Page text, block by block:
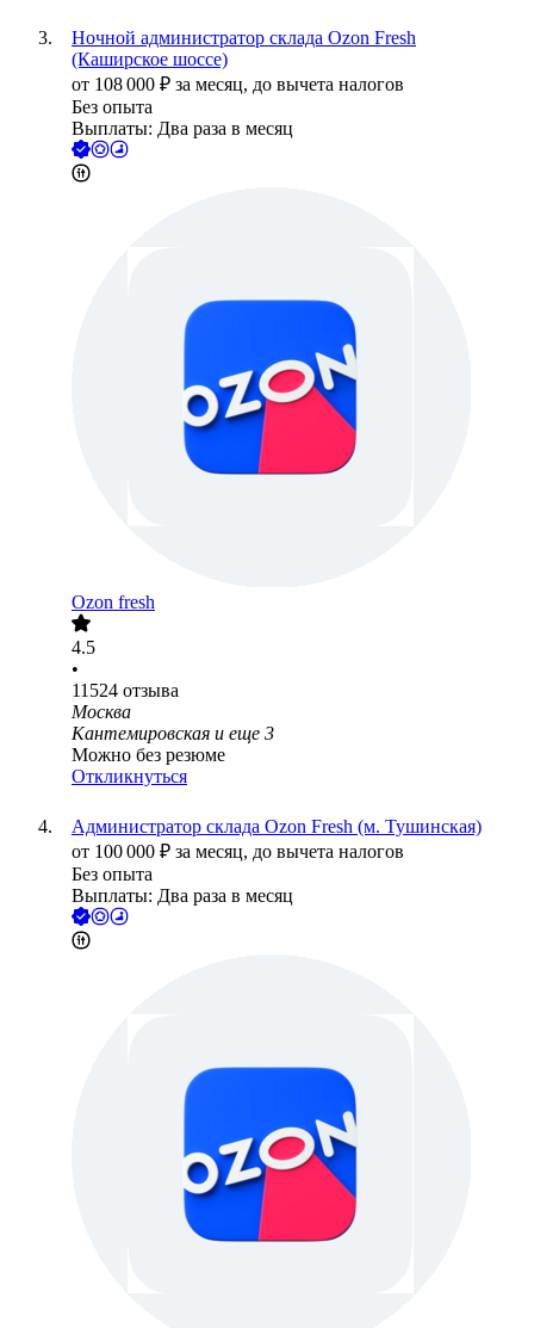
Ночной администратор склада Ozon Fresh
(Каширское шоссе)
от 108 000 ₽ за месяц, до вычета налогов
Без опыта
Выплаты: Два раза в месяц
Ozon fresh
4.5
•
11524 отзыва
Москва
Кантемировская и еще 3
Можно без резюме
Откликнуться
Администратор склада Ozon Fresh (м. Тушинская)
от 100 000 ₽ за месяц, до вычета налогов
Без опыта
Выплаты: Два раза в месяц